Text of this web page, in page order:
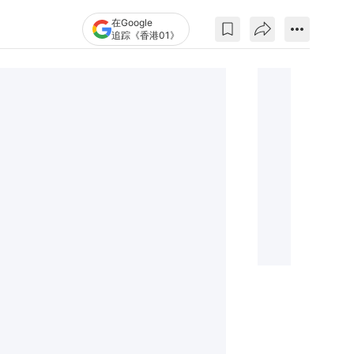
在Google
追踪《香港01》